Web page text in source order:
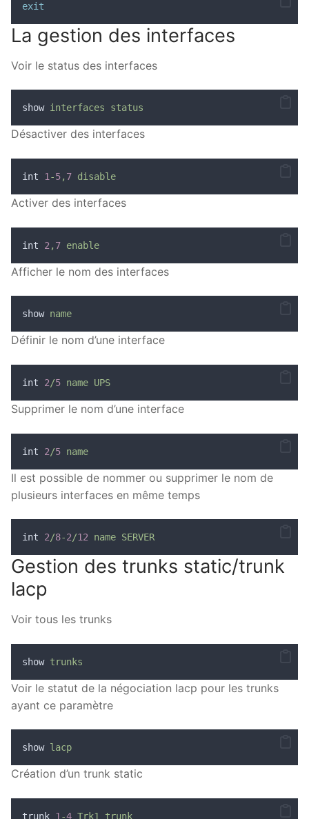
exit
La gestion des interfaces
Voir le status des interfaces
show interfaces status
Désactiver des interfaces
int 1 -5, 7 disable
Activer des interfaces
int 2 , 7 enable
Afficher le nom des interfaces
show name
Définir le nom d’une interface
int 2/5 name UPS
Supprimer le nom d’une interface
int 2/5 name
Il est possible de nommer ou supprimer le nom de
plusieurs interfaces en même temps
int 2/8-2/12 name SERVER
Gestion des trunks static/trunk
lacp
Voir tous les trunks
show trunks
Voir le statut de la négociation lacp pour les trunks
ayant ce paramètre
show lacp
Création d’un trunk static
trunk 1 -4 Trk1 trunk